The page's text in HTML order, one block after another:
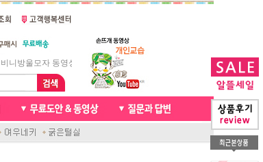
비니방울모자 동영상
꽈배기목도리
천연가죽 핸드메이드라벨
신생아모자뜨기
손뜨개인형
자라무늬 목도리뜨기